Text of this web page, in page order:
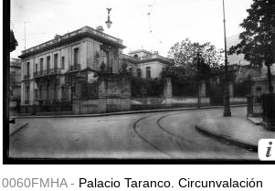
0060FMHA - Palacio Taranco. Circunvalación